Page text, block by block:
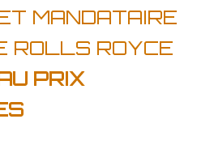
MANDATAIRE
ROLLS ROYCE
PRIX